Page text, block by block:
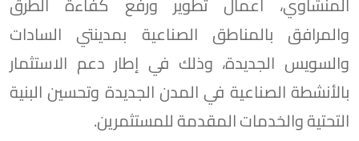
والمرافق بالمناطق الصناعية بمدينتي السادات
والسويس الجديدة، وذلك في إطار دعم الاستثمار
بالأنشطة الصناعية في المدن الجديدة وتحسين البنية
التحتية والخدمات المقدمة للمستثمرين.